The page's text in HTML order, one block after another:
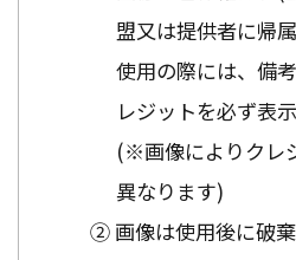
盟又は提供者に帰属
使用の際には、備
レジットを必ず表
(※画像によりクレ
異なります)
② 画像は使用後に破